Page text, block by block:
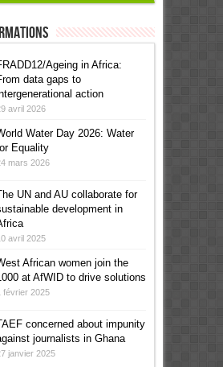
Ageing in Africa:
data gaps to
action
avril 2026
Water Day 2026: Water
Equality
mars 2026
UN and AU collaborate for
development in
avril 2025
African women join the
at AfWID to drive solutions
février 2025
concerned about impunity
journalists in Ghana
janvier 2025